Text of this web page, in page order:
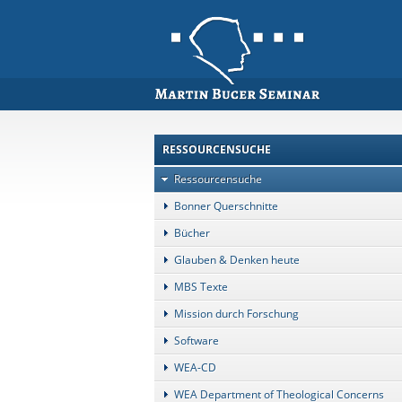
RESSOURCENSUCHE
Ressourcensuche
Bonner Querschnitte
Bücher
Glauben & Denken heute
MBS Texte
Mission durch Forschung
Software
WEA-CD
WEA Department of Theological Concerns